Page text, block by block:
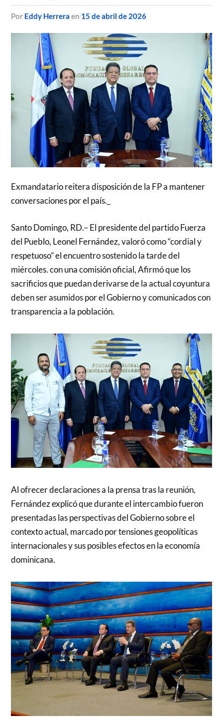
por Eddy Herrera en 15 de abril de 2026
Exmandatario reitera disposición de la FP a mantener
conversaciones por el país._
Santo Domingo, RD.– El presidente del partido Fuerza
del Pueblo, Leonel Fernández, valoró como “cordial y
respetuoso” el encuentro sostenido la tarde del
miércoles. con una comisión oficial, Afirmó que los
sacrificios que puedan derivarse de la actual coyuntura
deben ser asumidos por el Gobierno y comunicados con
transparencia a la población.
Al ofrecer declaraciones a la prensa tras la reunión,
Fernández explicó que durante el intercambio fueron
presentadas las perspectivas del Gobierno sobre el
contexto actual, marcado por tensiones geopolíticas
internacionales y sus posibles efectos en la economía
dominicana.